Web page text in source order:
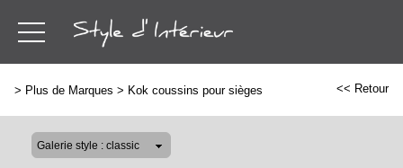
> Plus de Marques > Kok coussins pour sièges << Retour